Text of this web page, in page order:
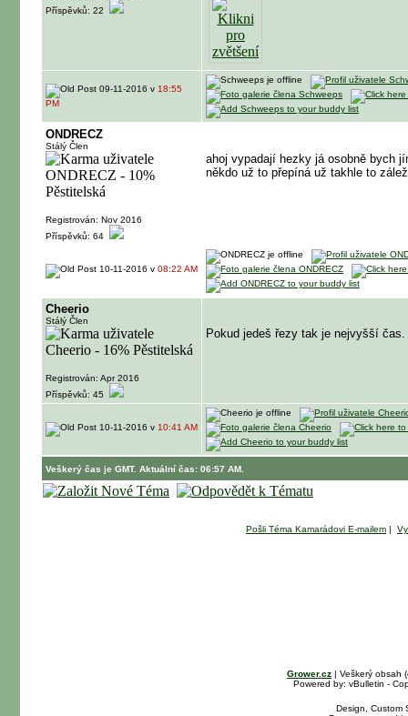
Příspěvků: 22
09-11-2016 v 18:55
PM
ONDRECZ
Stálý Člen
Registrován: Nov 2016
Příspěvků: 64
ahoj vypadají hezky já osobně bych
někdo už to přepíná už takhle to
10-11-2016 v 08:22 AM
Cheerio
Stálý Člen
Registrován: Apr 2016
Příspěvků: 45
Pokud jedeš řezy tak je nejvyšší čas.
10-11-2016 v 10:41 AM
Veškerý čas je GMT. Aktuální čas: 06:57 AM.
Pošli Téma Kamarádovi E-mailem |
Grower.cz | Veškerý obsah
Powered by: vBulletin -
Design, Custom